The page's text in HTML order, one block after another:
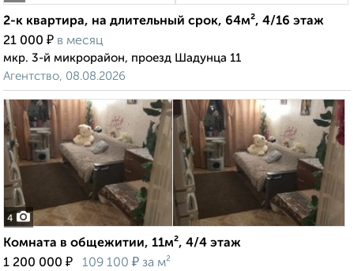
2-к квартира, на длительный срок, 64м², 4/16 этаж
21 000 ₽ в месяц
мкр. 3-й микрорайон, проезд Шадунца 11
Агентство, 08.08.2026
4
Комната в общежитии, 11м², 4/4 этаж
1 200 000 ₽ 109 100 ₽ за м²